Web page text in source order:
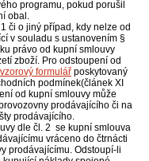
programu, pokud porušil
obal.
či o jiný případ, kdy nelze od
v souladu s ustanovením §
právo od kupní smlouvy
zboží. Pro odstoupení od
vzorový formulář poskytovaný
podmínek(článek XI
od kupní smlouvy může
prodávajícího či na
prodávajícího.
dle čl. 2 se kupní smlouva
vráceno do čtrnácti
prodávajícímu. Odstoupí-li